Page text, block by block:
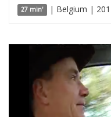
27 min' | Belgium |